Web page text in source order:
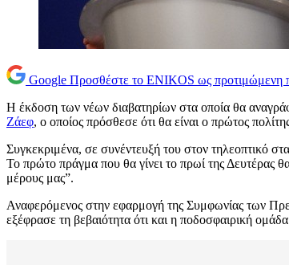
Google Προσθέστε το ENIKOS ως προτιμώμενη
Η έκδοση των νέων διαβατηρίων στα οποία θα
Ζάεφ, ο οποίος πρόσθεσε ότι θα είναι ο πρώτος
Συγκεκριμένα, σε συνέντευξή του στον τηλεοπτικό
Το πρώτο πράγμα που θα γίνει το πρωί της Δευτέρας
μέρους μας”.
Αναφερόμενος στην εφαρμογή της Συμφωνίας των
εξέφρασε τη βεβαιότητα ότι και η ποδοσφαιρική